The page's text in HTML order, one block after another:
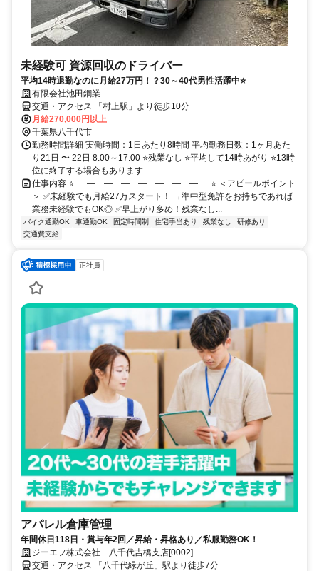
未経験可 資源回収のドライバー
平均14時退勤なのに月給27万円！？30～40代男性活躍中⭐
有限会社池田鋼業
交通・アクセス 「村上駅」より徒歩10分
月給270,000円以上
千葉県八千代市
勤務時間詳細 実働時間：1日あたり8時間 平均勤務日数：1ヶ月あた
り21日 〜 22日 8:00～17:00 ⭐残業なし ⭐平均して14時あがり ⭐13時
位に終了する場合もあります
仕事内容 ⭐･･･―･･―･･―･･―･･―･･―･･―･･･⭐ ＜アピールポイント
＞ ✅未経験でも月給27万スタート！ →準中型免許をお持ちであれば
業務未経験でもOK◎ ✅早上がり多め！残業なし...
バイク通勤OK 車通勤OK 固定時間制 住宅手当あり 残業なし
研修あり
交通費支給
正社員
アパレル倉庫管理
年間休日118日・賞与年2回／昇給・昇格あり／私服勤務OK！
ジーエフ株式会社 八千代吉橋支店[0002]
交通・アクセス 「八千代緑が丘」駅より徒歩7分